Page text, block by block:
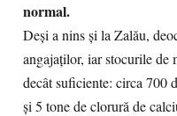
normal.
Deși a nins și la Zalău,
angajaților, iar stocurile de
decât suficiente: circa 700
și 5 tone de clorură de